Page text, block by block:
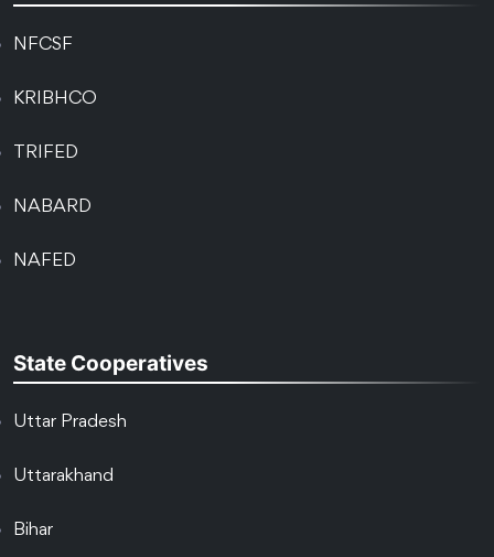
NFCSF
KRIBHCO
TRIFED
NABARD
NAFED
State Cooperatives
Uttar Pradesh
Uttarakhand
Bihar